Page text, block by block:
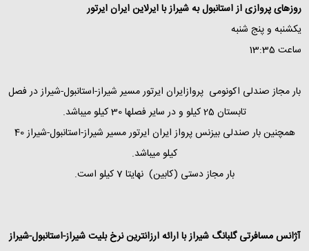
روزهای پروازی از استانبول به شیراز با ایرلاین ایران ایرتور
یکشنبه و پنج شنبه
ساعت 13:35
بار مجاز صندلی اکونومی پروازایران ایرتور مسیر شیراز-استانبول-شیراز در فصل
تابستان 25 کیلو و در سایر فصلها 30 کیلو میباشد.
همچنین بار صندلی بیزنس پرواز ایران ایرتور مسیر شیراز-استانبول-شیراز 40
کیلو میباشد.
بار مجاز دستی (‌کابین) نهایتا 7 کیلو است.
آژانس مسافرتی گلبانگ شیراز با ارائه ارزانترین نرخ بلیت شیراز-استانبول-شیراز